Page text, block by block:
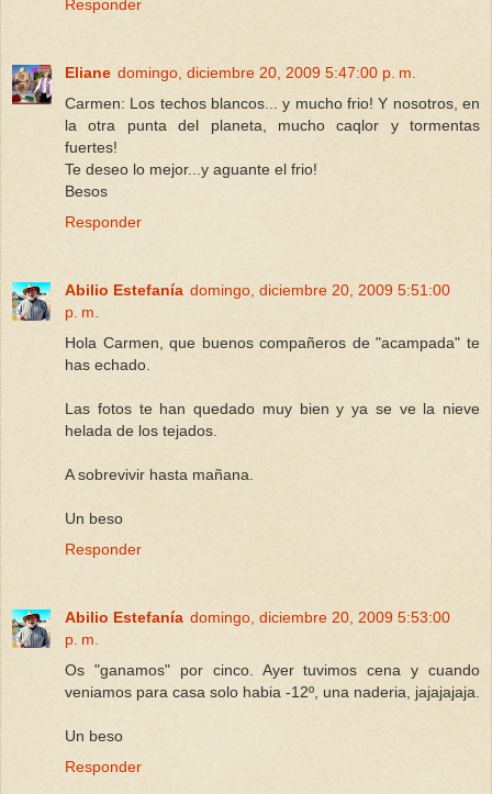
Responder
Eliane domingo, diciembre 20, 2009 5:47:00 p. m.
Carmen: Los techos blancos... y mucho frio! Y nosotros, en
la otra punta del planeta, mucho caqlor y tormentas
fuertes!
Te deseo lo mejor...y aguante el frio!
Besos
Responder
Abilio Estefanía domingo, diciembre 20, 2009 5:51:00
p. m.
Hola Carmen, que buenos compañeros de "acampada" te
has echado.
Las fotos te han quedado muy bien y ya se ve la nieve
helada de los tejados.
A sobrevivir hasta mañana.
Un beso
Responder
Abilio Estefanía domingo, diciembre 20, 2009 5:53:00
p. m.
Os "ganamos" por cinco. Ayer tuvimos cena y cuando
veniamos para casa solo habia -12º, una naderia, jajajajaja.
Un beso
Responder